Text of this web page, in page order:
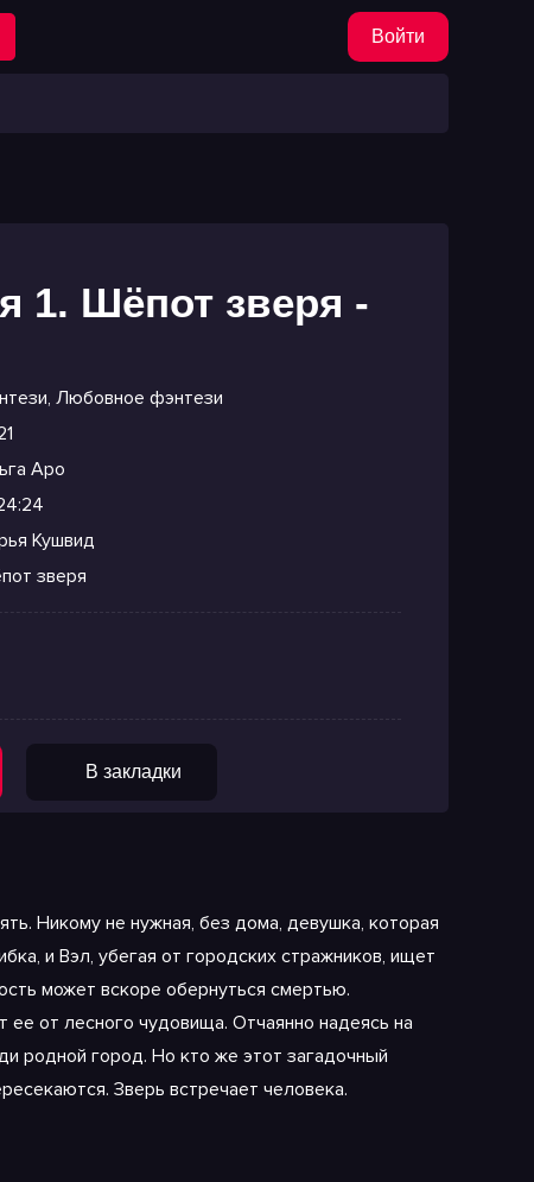
Войти
1. Шёпот зверя -
, Любовное фэнтези
Аро
Кушвид
зверя
В закладки
Никому не нужная, без дома, девушка, которая
и Вэл, убегая от городских стражников, ищет
может вскоре обернуться смертью.
ее от лесного чудовища. Отчаянно надеясь на
родной город. Но кто же этот загадочный
Зверь встречает человека.